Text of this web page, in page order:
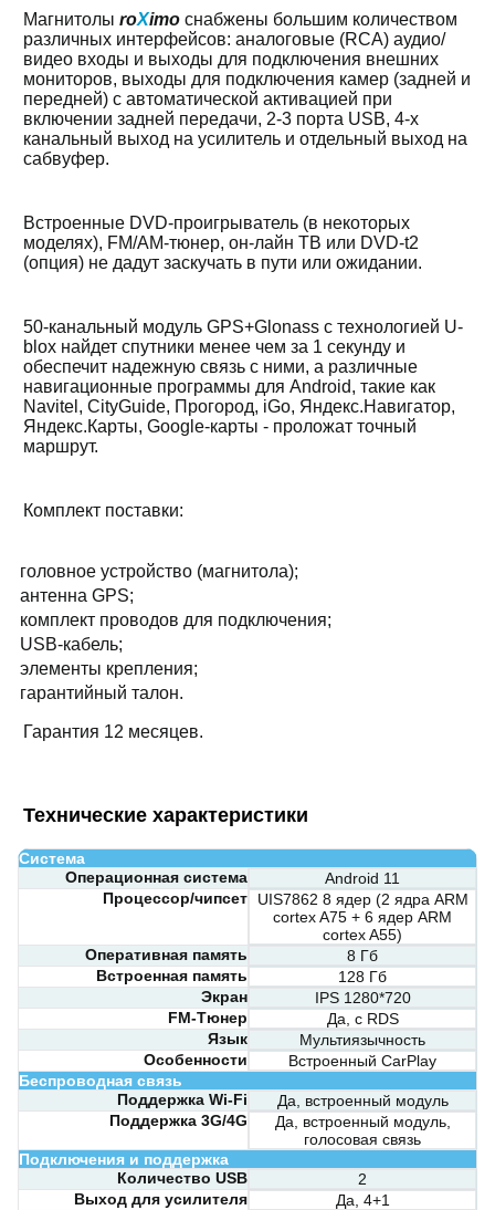
Магнитолы roXimo снабжены большим количеством
различных интерфейсов: аналоговые (RCA) аудио/
видео входы и выходы для подключения внешних
мониторов, выходы для подключения камер (задней и
передней) с автоматической активацией при
включении задней передачи, 2-3 порта USB, 4-х
канальный выход на усилитель и отдельный выход на
сабвуфер.
Встроенные DVD-проигрыватель (в некоторых
моделях), FM/AM-тюнер, он-лайн ТВ или DVD-t2
(опция) не дадут заскучать в пути или ожидании.
50-канальный модуль GPS+Glonass с технологией U-
blox найдет спутники менее чем за 1 секунду и
обеспечит надежную связь с ними, а различные
навигационные программы для Android, такие как
Navitel, CityGuide, Прогород, iGo, Яндекс.Навигатор,
Яндекс.Карты, Google-карты - проложат точный
маршрут.
Комплект поставки:
головное устройство (магнитола);
антенна GPS;
комплект проводов для подключения;
USB-кабель;
элементы крепления;
гарантийный талон.
Гарантия 12 месяцев.
Технические характеристики
Система
Операционная система
Android 11
Процессор/чипсет
UIS7862 8 ядер (2 ядра ARM
cortex A75 + 6 ядер ARM
cortex A55)
Оперативная память
8 Гб
Встроенная память
128 Гб
Экран
IPS 1280*720
FM-Тюнер
Да, с RDS
Язык
Мультиязычность
Особенности
Встроенный CarPlay
Беспроводная связь
Поддержка Wi-Fi
Да, встроенный модуль
Поддержка 3G/4G
Да, встроенный модуль,
голосовая связь
Подключения и поддержка
Количество USB
2
Выход для усилителя
Да, 4+1